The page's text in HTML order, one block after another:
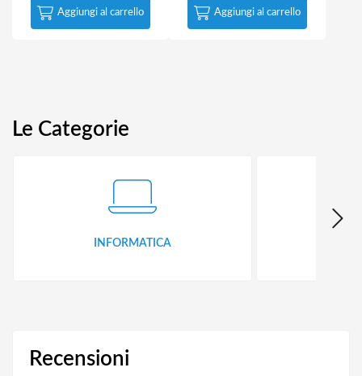
Aggiungi al carrello Aggiungi al carrello
Le Categorie
INFORMATICA
Recensioni